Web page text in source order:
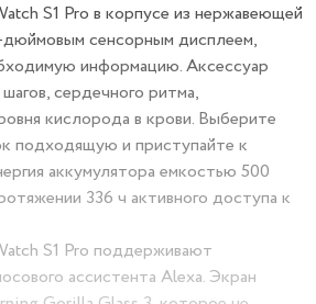
S1 Pro в корпусе из нержавеющей
сенсорным дисплеем,
информацию. Аксессуар
сердечного ритма,
кислорода в крови. Выберите
подходящую и приступайте к
аккумулятора емкостью 500
336 ч активного доступа к
S1 Pro поддерживают
ассистента Alexa. Экран